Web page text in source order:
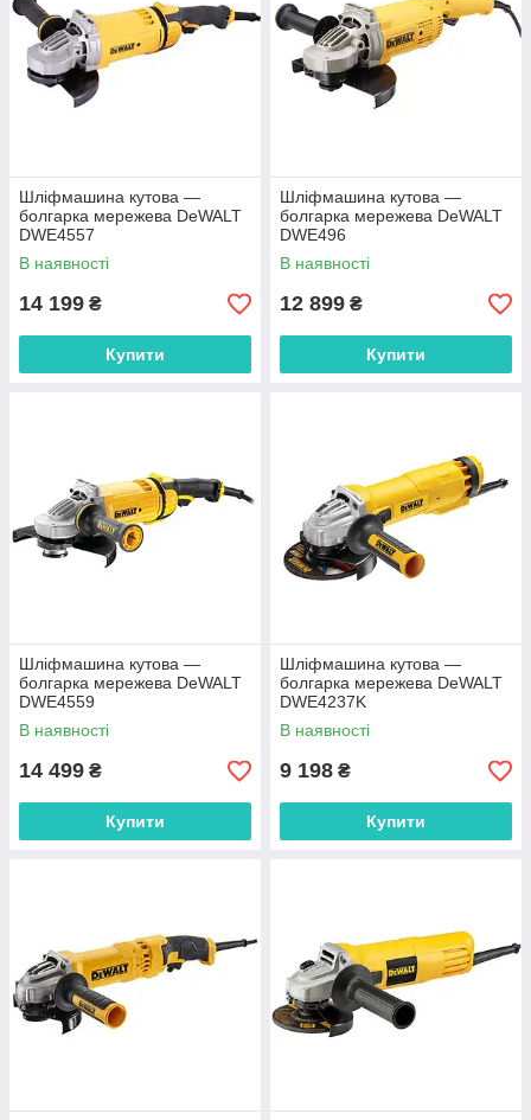
Шліфмашина кутова —
болгарка мережева DeWALT
DWE4557
В наявності
14 199 ₴
Купити
Шліфмашина кутова —
болгарка мережева DeWALT
DWE496
В наявності
12 899 ₴
Купити
Шліфмашина кутова —
болгарка мережева DeWALT
DWE4559
В наявності
14 499 ₴
Купити
Шліфмашина кутова —
болгарка мережева DeWALT
DWE4237K
В наявності
9 198 ₴
Купити